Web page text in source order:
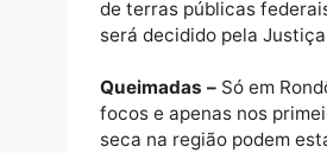
com tripulação
em que se encontra.
Na ação, o MPF pede
danos morais